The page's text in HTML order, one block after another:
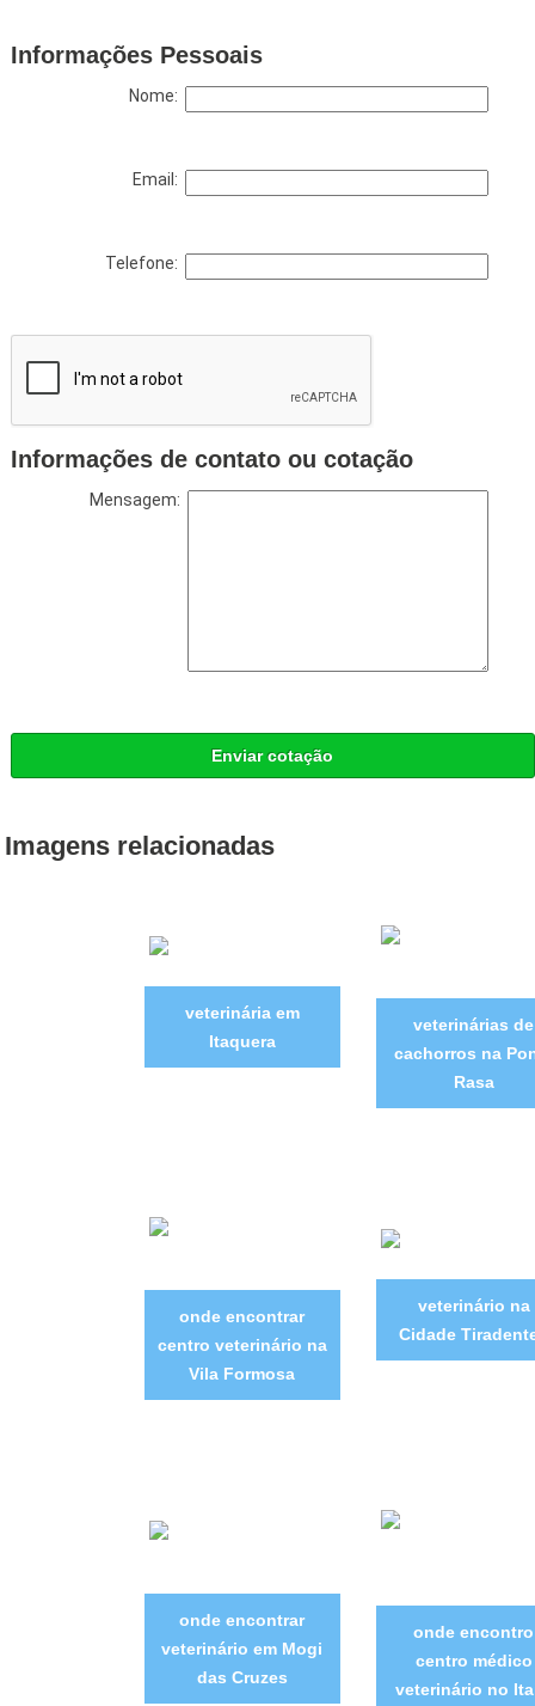
Informações Pessoais
Nome:
Email:
Telefone:
Informações de contato ou cotação
Mensagem:
Enviar cotação
Imagens relacionadas
veterinária em
Itaquera
veterinárias de
cachorros na
Rasa
onde encontrar
centro veterinário na
Vila Formosa
veterinário na
Cidade
onde encontrar
veterinário em Mogi
das Cruzes
onde encontro
centro médico
veterinário no